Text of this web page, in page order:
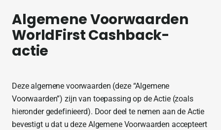
Algemene Voorwaarden
WorldFirst Cashback-
actie
Deze algemene voorwaarden (deze “Algemene
Voorwaarden”) zijn van toepassing op de Actie (zoals
hieronder gedefinieerd). Door deel te nemen aan de Actie
bevestigt u dat u deze Algemene Voorwaarden accepteert